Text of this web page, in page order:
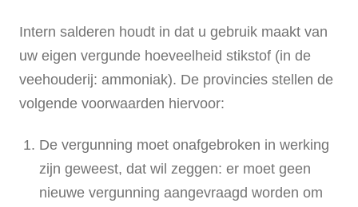
Intern salderen houdt in dat u gebruik maakt van
uw eigen vergunde hoeveelheid stikstof (in de
veehouderij: ammoniak). De provincies stellen de
volgende voorwaarden hiervoor:
De vergunning moet onafgebroken in werking
zijn geweest, dat wil zeggen: er moet geen
nieuwe vergunning aangevraagd worden om